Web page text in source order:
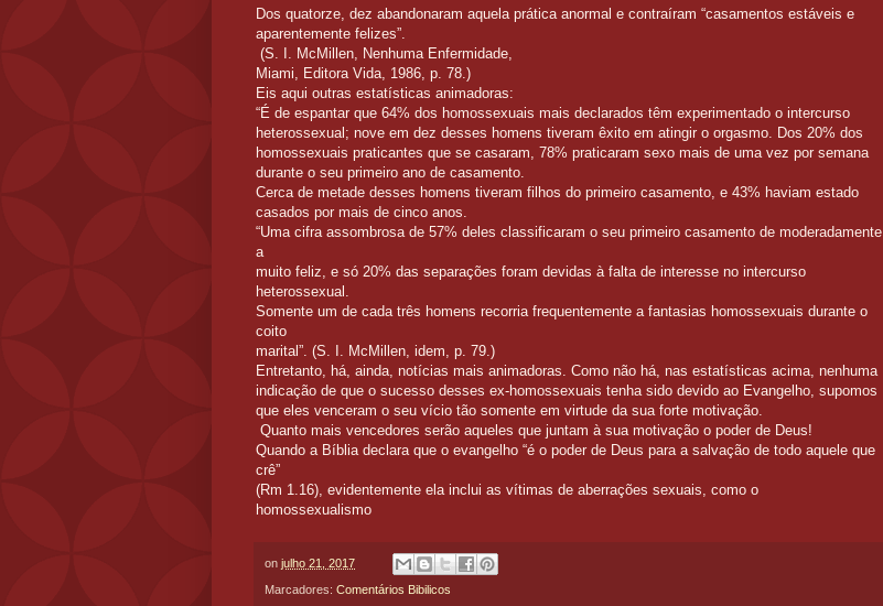
Dos quatorze, dez abandonaram aquela prática anormal e contraíram “casamentos estáveis e
aparentemente felizes”.
(S. I. McMillen,
Nenhuma Enfermidade
Miami, Editora Vida, 1986, p. 78.)
Eis aqui outras estatísticas animadoras:
“É de espantar que 64% dos homossexuais mais declarados têm experimentado o intercurso
heterossexual; nove em dez desses homens tiveram êxito em atingir o orgasmo. Dos 20% dos
homossexuais praticantes que se casaram, 78% praticaram sexo mais de uma vez por semana
durante o seu primeiro ano de casamento.
Cerca de metade desses homens tiveram filhos do primeiro casamento, e 43% haviam estado
casados por mais de cinco anos.
“Uma cifra assombrosa de 57% deles classificaram o seu primeiro casamento de moderadamente
a
muito feliz, e só 20% das separações foram devidas à falta de interesse no intercurso
heterossexual.
Somente um de cada três homens recorria frequentemente a fantasias homossexuais durante o
coito
marital”. (S. I. McMillen, idem, p. 79.)
Entretanto, há, ainda, notícias mais animadoras. Como não há, nas estatísticas acima, nenhuma
indicação de que o sucesso desses ex-homossexuais tenha sido devido ao Evangelho, supomos
que eles venceram o seu vício tão somente em virtude da sua forte motivação.
Quanto mais vencedores serão aqueles que juntam à sua motivação o poder de Deus!
Quando a Bíblia declara que o evangelho “é o poder de Deus para a salvação de todo aquele que
crê”
(Rm 1.16), evidentemente ela inclui as vítimas de aberrações sexuais, como o
homossexualismo
on julho 21, 2017
Marcadores: Comentários Bibilicos